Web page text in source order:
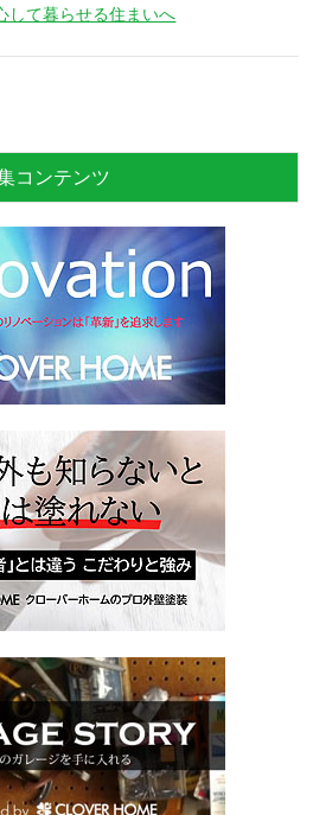
して暮らせる住まいへ
コンテンツ